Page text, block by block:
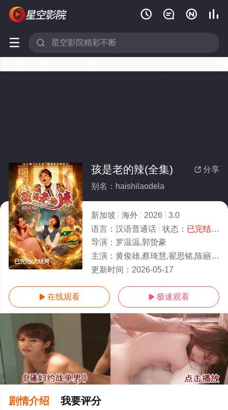
   
 
已完结/大结局
 分享
孩是老的辣(全集)
别名：haishilaodela
新加坡 海外 2026
3.0
语言： 汉语普通话 状态： 已完结- 免
导演： 罗温温,郭贽豪
主演： 黄俊雄,蔡琦慧,翟思铭,陈丽贞,吕佳颖,洪子惠,陈建彬,卢传瑾,郑惠玉,易凌,钟琴,向云,黄慧燕,张汶祥,王禄江
更新时间： 2026-05-17
 在线观看  极速观看
剧情介绍 我要评分